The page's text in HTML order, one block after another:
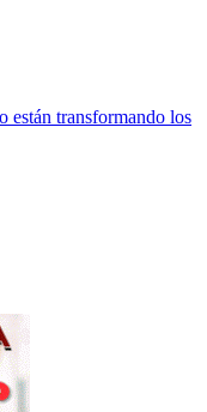
están transformando los